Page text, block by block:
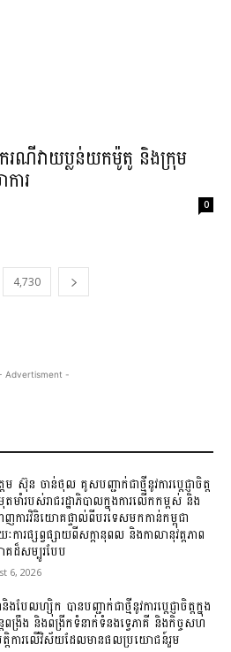
ករណី​វាយ​ប្លន់​យក​ម៉ូតូ និង​ក្រុម​
ារ​
0
4,730
Advertisment -
ម ស៊ុន ចាន់ថុល គូសបញ្ជាក់ជាថ្មីនូវការប្តេជ្ញាចិត្ត
មាំរបស់រាជរដ្ឋាភិបាលក្នុងការលើកកម្ពស់ និង
ញការវិនិយោគផ្ទាល់ពីបរទេសមកកាន់កម្ពុជា
ៈការផ្សព្វផ្សាយពីសក្ដានុពល និងកាលានុវត្តភាព
ដ៏សម្បូរបែប
6, 2026
ងបែលហ្ស៊ិក បានបញ្ជាក់ជាថ្មីនូវការប្តេជ្ញាចិត្តក្នុង
តពង្រឹង និងពង្រីកទំនាក់ទំនងទ្វេភាគី និងកិច្ចសហ
តិការលើវិស័យដែលមានផលប្រយោជន៍រួម